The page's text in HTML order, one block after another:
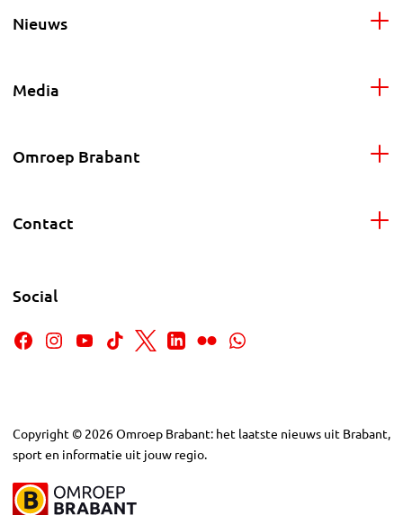
Nieuws
Media
Omroep Brabant
Contact
Social
Copyright © 2026Omroep Brabant: het laatste nieuws uit Brabant,
sport en informatie uit jouw regio.